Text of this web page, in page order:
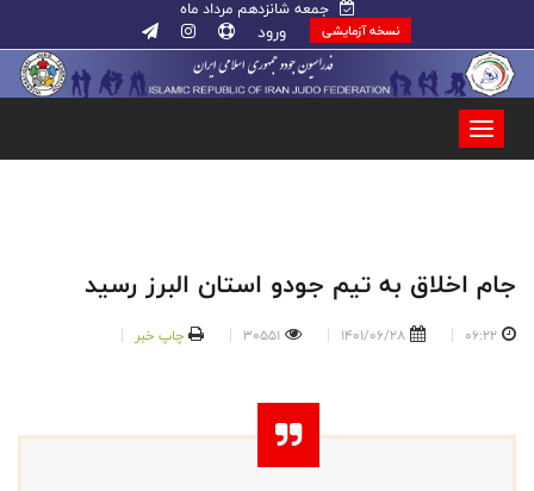
جمعه شانزدهم مرداد ماه
نسخه آزمایشی ورود
جام اخلاق به تیم جودو استان البرز رسید
06:22
1401/06/28
30551 چاپ خبر